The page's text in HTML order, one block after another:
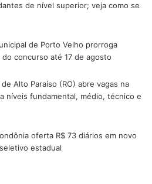
de nível superior; veja como se
de Porto Velho prorroga
do concurso até 17 de agosto
Alto Paraíso (RO) abre vagas na
níveis fundamental, médio, técnico e
oferta R$ 73 diários em novo
estadual